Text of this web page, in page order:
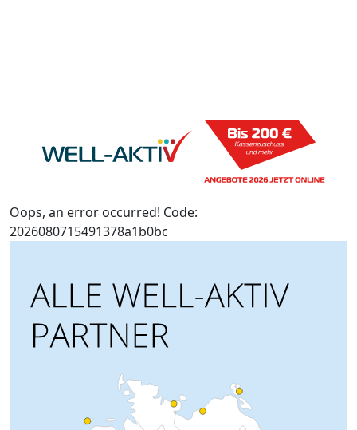
Oops, an error occurred! Code:
2026080715491378a1b0bc